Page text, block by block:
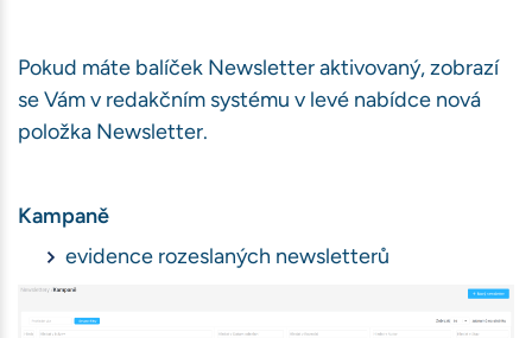
Pokud máte balíček Newsletter aktivovaný, zobrazí
se Vám v redakčním systému v levé nabídce nová
položka Newsletter.
Kampaně
evidence rozeslaných newsletterů
na našem